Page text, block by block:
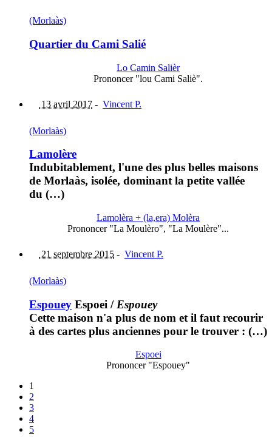
(Morlaàs)
Quartier du Cami Salié
Lo Camin Salièr
Prononcer "lou Cami Saliè".
13 avril 2017 - Vincent P.
(Morlaàs)
Lamolère
Indubitablement, l'une des plus belles maisons
de Morlaàs, isolée, dominant la petite vallée
du (…)
Lamolèra + (la,era) Molèra
Prononcer "La Moulèro", "La Moulère"...
21 septembre 2015 - Vincent P.
(Morlaàs)
Espouey Espoei / Espouey
Cette maison n'a plus de nom et il faut recourir
à des cartes plus anciennes pour le trouver : (…)
Espoei
Prononcer "Espouey"
1
2
3
4
5